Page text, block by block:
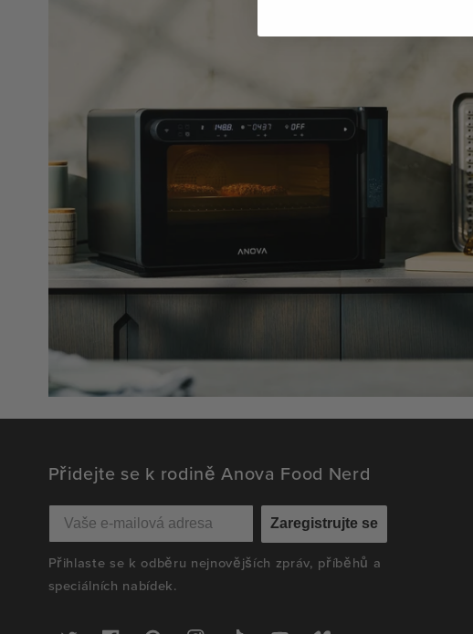
Přidejte se k rodině Anova Food Nerd
Zaregistrujte se
Přihlaste se k odběru nejnovějších zpráv, příběhů a
speciálních nabídek.